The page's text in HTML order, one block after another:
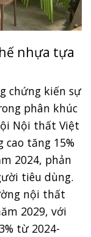
nhựa tựa
chứng kiến sự
phân khúc
Nội thất Việt
tăng 15%
2024, phản
tiêu dùng.
nội thất
2029, với
từ 2024-